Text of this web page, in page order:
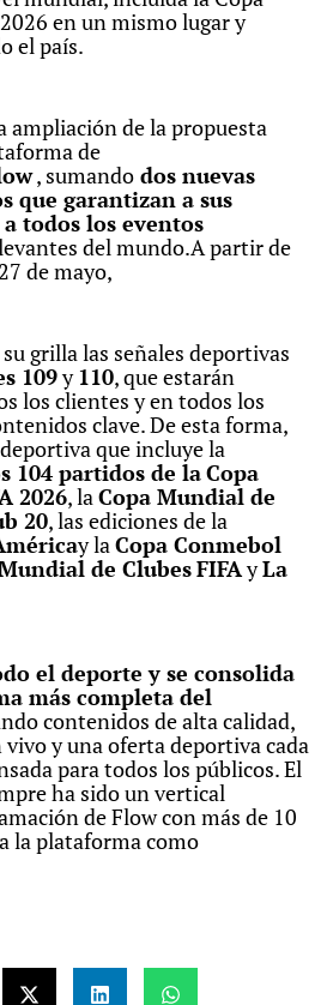
en un mismo lugar y
el país.
ampliación de la propuesta
de
, sumando dos nuevas
que garantizan a sus
todos los eventos
del mundo.A partir de
de mayo,
grilla las señales deportivas
109y110, que estarán
los clientes y en todos los
clave. De esta forma,
que incluye la
104 partidos de laCopa
2026, la Copa Mundial de
20, las ediciones de la
y la Copa Conmebol
de ClubesFIFAyLa
el deporte y se consolida
más completa del
contenidos de alta calidad,
vivo y una oferta deportiva cada
para todos los públicos. El
ha sido un vertical
de Flow con más de 10
la plataforma como